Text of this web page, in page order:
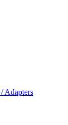
Adapters